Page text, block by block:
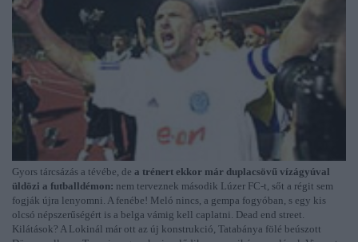
Gyors tárcsázás a tévébe, de a trénert ekkor már duplacsövű vízágyúval
üldözi a futballdémon: nem terveznek második Lúzer FC-t, sőt a régit sem
fogják újra lenyomni. A fenébe! Meló nincs, a gempa fogyóban, s egy kis
olcsó népszerűségért is a belga vámig kell caplatni. Dead end street.
Kilátások? A Lokinál már ott az új konstrukció, Tatabánya fölé beúszott